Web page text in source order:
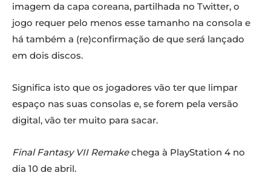
imagem da capa coreana, partilhada no Twitter, o
jogo requer pelo menos esse tamanho na consola e
há também a (re)confirmação de que será lançado
em dois discos.
Significa isto que os jogadores vão ter que limpar
espaço nas suas consolas e, se forem pela versão
digital, vão ter muito para sacar.
Final Fantasy VII Remakechega à PlayStation 4 no
dia 10 de abril.